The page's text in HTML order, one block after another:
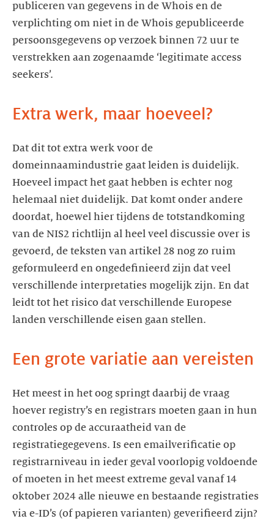
publiceren van gegevens in de Whois en de
verplichting om niet in de Whois gepubliceerde
persoonsgegevens op verzoek binnen 72 uur te
verstrekken aan zogenaamde ‘legitimate access
seekers’.
Extra werk, maar hoeveel?
Dat dit tot extra werk voor de
domeinnaamindustrie gaat leiden is duidelijk.
Hoeveel impact het gaat hebben is echter nog
helemaal niet duidelijk. Dat komt onder andere
doordat, hoewel hier tijdens de totstandkoming
van de NIS2 richtlijn al heel veel discussie over is
gevoerd, de teksten van artikel 28 nog zo ruim
geformuleerd en ongedefinieerd zijn dat veel
verschillende interpretaties mogelijk zijn. En dat
leidt tot het risico dat verschillende Europese
landen verschillende eisen gaan stellen.
Een grote variatie aan vereisten
Het meest in het oog springt daarbij de vraag
hoever registry’s en registrars moeten gaan in hun
controles op de accuraatheid van de
registratiegegevens. Is een emailverificatie op
registrarniveau in ieder geval voorlopig voldoende
of moeten in het meest extreme geval vanaf 14
oktober 2024 alle nieuwe en bestaande registraties
via e-ID’s (of papieren varianten) geverifieerd zijn?